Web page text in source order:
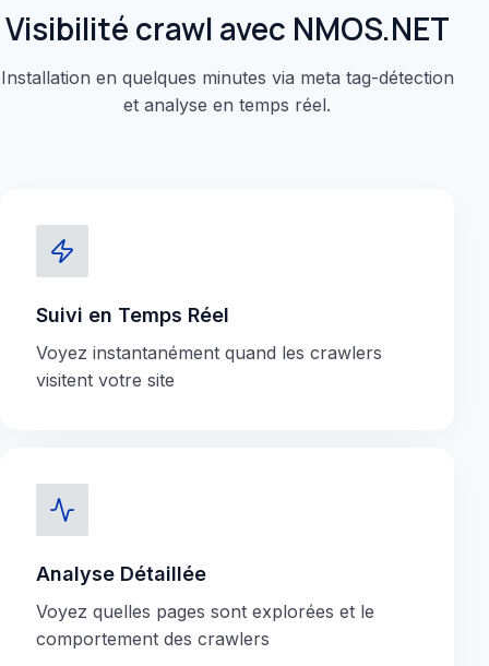
Visibilité crawl avec NMOS.NET
Installation en quelques minutes via meta tag-détection
et analyse en temps réel.
Suivi en Temps Réel
Voyez instantanément quand les crawlers
visitent votre site
Analyse Détaillée
Voyez quelles pages sont explorées et le
comportement des crawlers